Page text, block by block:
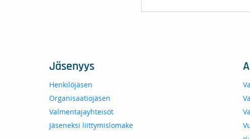
Jäsenyys
Henkilöjäsen
Organisaatiojäsen
Valmentajayhteisöt
Jäseneksi liittymislomake